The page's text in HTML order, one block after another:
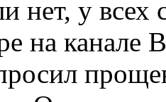
нет, у
на канале